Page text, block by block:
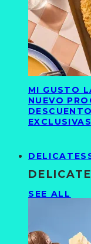
MI GUSTO
NUEVO
EXCLUSIVAS
SEE ALL